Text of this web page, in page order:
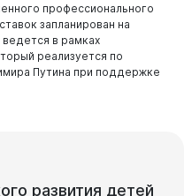
профессионального
запланирован на
ведется в рамках
реализуется по
Путина при поддержке
развития детей